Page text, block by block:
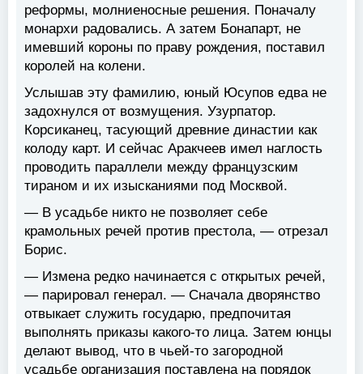
реформы, молниеносные решения. Поначалу
монархи радовались. А затем Бонапарт, не
имевший короны по праву рождения, поставил
королей на колени.
Услышав эту фамилию, юный Юсупов едва не
задохнулся от возмущения. Узурпатор.
Корсиканец, тасующий древние династии как
колоду карт. И сейчас Аракчеев имел наглость
проводить параллели между французским
тираном и их изысканиями под Москвой.
— В усадьбе никто не позволяет себе
крамольных речей против престола, — отрезал
Борис.
— Измена редко начинается с открытых речей,
— парировал генерал. — Сначала дворянство
отвыкает служить государю, предпочитая
выполнять приказы какого-то лица. Затем юнцы
делают вывод, что в чьей-то загородной
усадьбе организация поставлена на порядок